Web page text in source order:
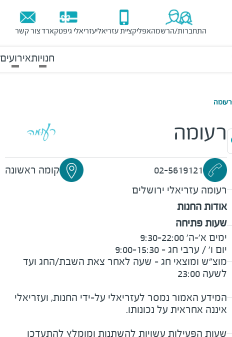
התחברות/הרשמהאפליקציית עזריאליעזריאלי גיפטקארדצור קשר
חנויותאירועים
רעומה
רעומה
02-5619121
קומה ראשונה
רעומה עזריאלי ירושלים
אודות החנות
שעות פתיחה
המידע האמור נמסר לעזריאלי על-ידי החנות, ועזריאלי
שעות הפעילות עשויות להשתנות ומומלץ להתעדכן